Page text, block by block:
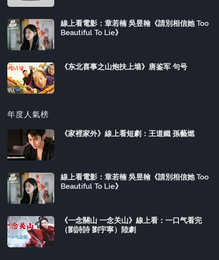
線上看電影：章若楠 吳昱翰《請別相信她 Too
Beautiful To Lie》
《东北喜事之山炮扶上墙》唐鉴军 句号
年度人氣榜
《家裡家外》線上看短劇：王道鐵 孫藝燃
線上看電影：章若楠 吳昱翰《請別相信她 Too
Beautiful To Lie》
《一念關山 一念关山》線上看：一口气看完
（劉詩詩 劉宇寧）陸劇